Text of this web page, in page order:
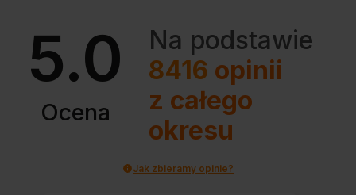
5.0
Ocena
Na podstawie
8416 opinii
z całego
okresu
Jak zbieramy opinie?